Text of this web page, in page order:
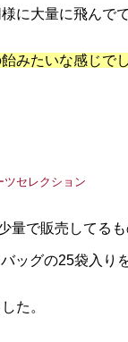
に大量に飛んで
みたいな感じで
で販売してるも
ッグの25袋入り
た。